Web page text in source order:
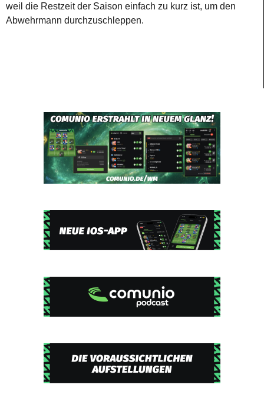
weil die Restzeit der Saison einfach zu kurz ist, um den
Abwehrmann durchzuschleppen.